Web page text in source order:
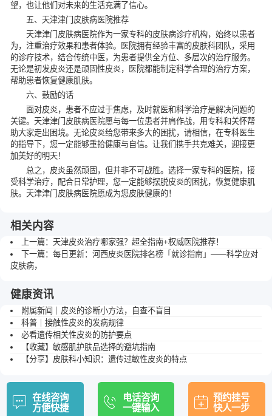
望，也让他们对未来的生活充满了信心。
五、天津津门皮肤病医院推荐
天津津门皮肤病医院作为一家专科的皮肤病诊疗机构，始终以患者
为，注重治疗效果和患者体验。医院拥有经验丰富的皮肤科团队，采用
的诊疗技术，结合传统中医，为患者提供全方位、多层次的治疗服务。
无论是初发皮炎还是顽固性皮炎，医院都能制定科学合理的治疗方案，
帮助患者恢复健康肌肤。
六、鼓励的话
面对皮炎，患者不应过于焦虑，及时就医和科学治疗是解决问题的
关键。天津津门皮肤病医院愿与每一位患者并肩作战，用专科和关怀帮
助大家走出困境。无论皮炎给您带来多大的困扰，请相信，在专科医生
的指导下，您一定能够重拾健康与自信。让我们携手共克难关，迎接更
加美好的明天！
总之，皮炎虽然顽固，但并非不可战胜。选择一家专科的医院，接
受科学治疗，配合日常护理，您一定能够摆脱皮炎的困扰，恢复健康肌
肤。天津津门皮肤病医院愿成为您皮肤健康的！
相关内容
上一篇： 天津皮炎治疗哪家强？超全指南+权威医院推荐！
下一篇： 每日更新：河西皮炎医院排名榜「就诊指南」——科学应对
皮肤病，
健康资讯
附属新闻｜皮炎的诊断小方法，自查不盲目
科普｜接触性皮炎的发病规律
必看遗传相关性皮炎的防护要点
【收藏】敏感肌护肤品选择的避坑指南
【分享】皮肤科小知识：遗传过敏性皮炎的特点
在线咨询
方便快捷
电话咨询
一键输入
预约挂号
快人一步